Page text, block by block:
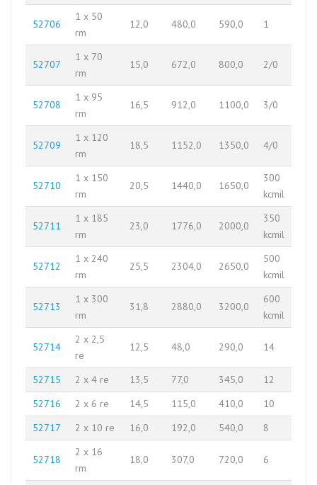
52706
1 x 50
rm
12,0 480,0 590,0 1
52707
1 x 70
rm
15,0 672,0 800,0 2/0
52708
1 x 95
rm
16,5 912,0 1100,0 3/0
52709
1 x 120
rm
18,5 1152,0 1350,0 4/0
52710
1 x 150
rm
20,5 1440,0 1650,0
300
kcmil
52711
1 x 185
rm
23,0 1776,0 2000,0
350
kcmil
52712
1 x 240
rm
25,5 2304,0 2650,0
500
kcmil
52713
1 x 300
rm
31,8 2880,0 3200,0
600
kcmil
52714
2 x 2,5
re
12,5 48,0 290,0 14
52715 2 x 4 re 13,5 77,0 345,0
12
52716
2 x 6 re 14,5 115,0 410,0
10
52717
2 x 10 re 16,0 192,0 540,0 8
52718
2 x 16
rm
18,0 307,0 720,0 6